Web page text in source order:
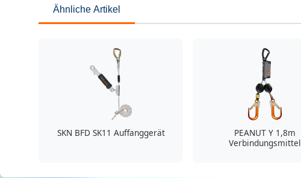
Ähnliche Artikel
SKN BFD SK11 Auffanggerät
PEANUT Y 1,8m
Verbindungsmittel